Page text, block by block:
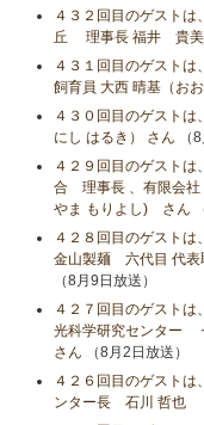
４３２回目のゲストは
丘 理事長 福井 貴
４３１回目のゲスト
飼育員 大西 晴基（お
４３０回目のゲスト
にし はるき） さん （
４２９回目のゲストは
合 理事長 、有限会社
やま もりよし) さん
４２８回目のゲスト
金山製麺 六代目 代表
（8月9日放送）
４２７回目のゲスト
光科学研究センター
さん （8月2日放送）
４２６回目のゲスト
ンター長 石川 哲也